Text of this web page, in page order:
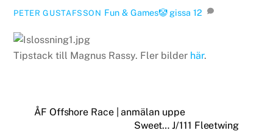
PETER GUSTAFSSON Fun & Games🤡 gissa 12
Tipstack till Magnus Rassy. Fler bilder här.
ÅF Offshore Race | anmälan uppe
Sweet… J/111 Fleetwing